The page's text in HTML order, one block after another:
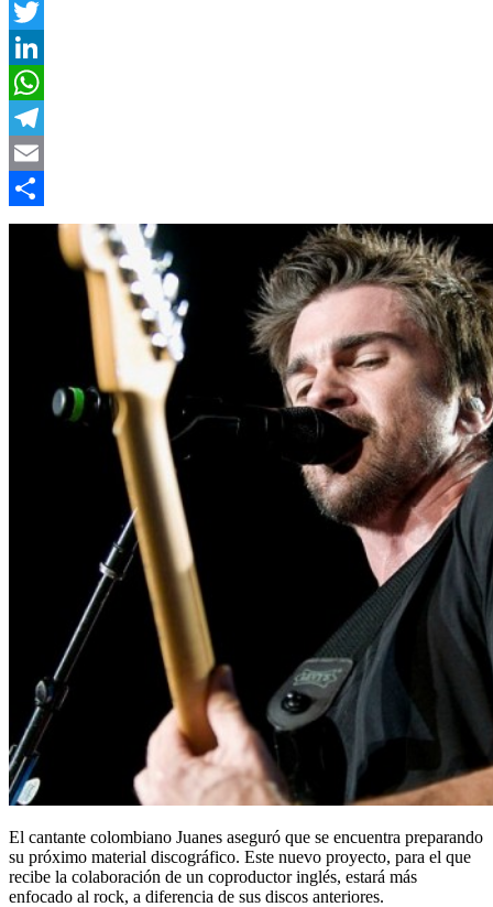
Facebook
Twitter
LinkedIn
WhatsApp
Telegram
Email
Compartir
El cantante colombiano Juanes aseguró que se encuentra preparando
su próximo material discográfico. Este nuevo proyecto, para el que
recibe la colaboración de un coproductor inglés, estará más
enfocado al rock, a diferencia de sus discos anteriores.